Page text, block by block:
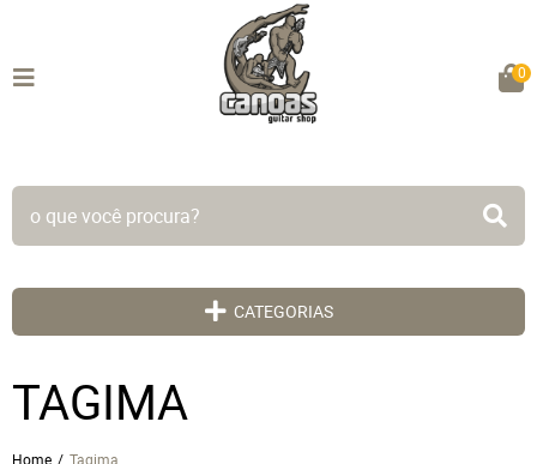
TODO SITE EM ATÉ 5X SEM JUROS!
0
CATEGORIAS
TAGIMA
Home Tagima